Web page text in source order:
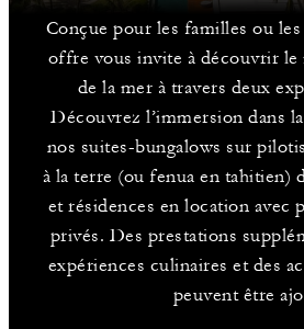
Conçue pour les familles ou les
offre vous invite à découvrir
de la mer à travers deux
Découvrez l’immersion dans
nos suites-bungalows sur
à la terre (ou fenua en tahitien)
et résidences en location avec
privés. Des prestations
expériences culinaires et des
peuvent être